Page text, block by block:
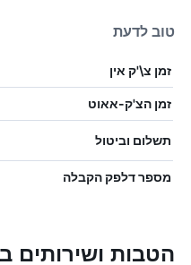
טוב לדעת
זמן צ\'ק אין
זמן הצ'ק-אאוט
תשלום וביטול
מספר דלפק הקבלה